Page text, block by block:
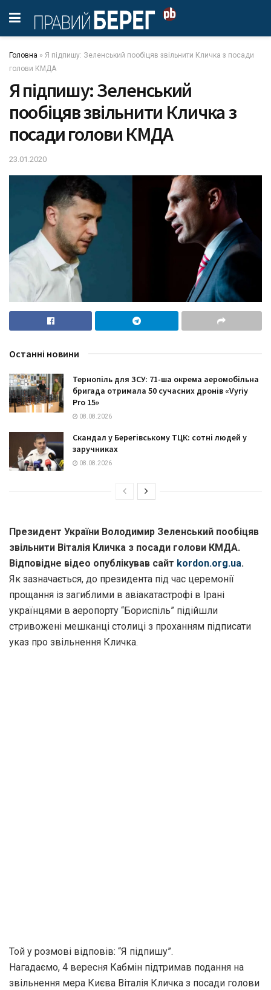
Головна » Я підпишу: Зеленський пообіцяв звільнити Кличка з посади
голови КМДА
Я підпишу: Зеленський
пообіцяв звільнити Кличка з
посади голови КМДА
23.01.2020
Останні новини
Тернопіль для ЗСУ: 71-ша окрема аеромобільна
бригада отримала 50 сучасних дронів «Vyriy
Pro 15»
08.08.2026
Скандал у Берегівському ТЦК: сотні людей у
заручниках
08.08.2026
Президент України Володимир Зеленський пообіцяв
звільнити Віталія Кличка з посади голови КМДА.
Відповідне відео опублікував сайт kordon.org.ua.
Як зазначається, до президента під час церемонії
прощання із загиблими в авіакатастрофі в Ірані
українцями в аеропорту “Бориспіль” підійшли
стривожені мешканці столиці з проханням підписати
указ про звільнення Кличка.
Той у розмові відповів: “Я підпишу”.
Нагадаємо, 4 вересня Кабмін підтримав подання на
звільнення мера Києва Віталія Кличка з посади голови